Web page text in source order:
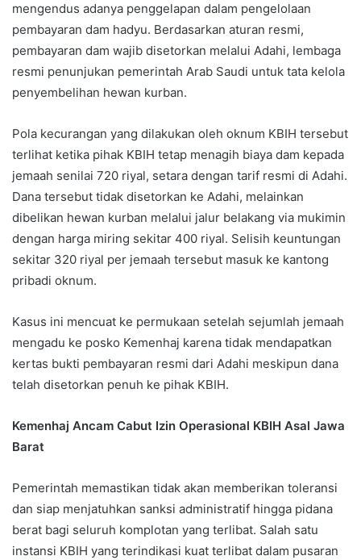
mengendus adanya penggelapan dalam pengelolaan
pembayaran dam hadyu. Berdasarkan aturan resmi,
pembayaran dam wajib disetorkan melalui Adahi, lembaga
resmi penunjukan pemerintah Arab Saudi untuk tata kelola
penyembelihan hewan kurban.
Pola kecurangan yang dilakukan oleh oknum KBIH tersebut
terlihat ketika pihak KBIH tetap menagih biaya dam kepada
jemaah senilai 720 riyal, setara dengan tarif resmi di Adahi.
Dana tersebut tidak disetorkan ke Adahi, melainkan
dibelikan hewan kurban melalui jalur belakang via mukimin
dengan harga miring sekitar 400 riyal. Selisih keuntungan
sekitar 320 riyal per jemaah tersebut masuk ke kantong
pribadi oknum.
Kasus ini mencuat ke permukaan setelah sejumlah jemaah
mengadu ke posko Kemenhaj karena tidak mendapatkan
kertas bukti pembayaran resmi dari Adahi meskipun dana
telah disetorkan penuh ke pihak KBIH.
Kemenhaj Ancam Cabut Izin Operasional KBIH Asal Jawa
Barat
Pemerintah memastikan tidak akan memberikan toleransi
dan siap menjatuhkan sanksi administratif hingga pidana
berat bagi seluruh komplotan yang terlibat. Salah satu
instansi KBIH yang terindikasi kuat terlibat dalam pusaran